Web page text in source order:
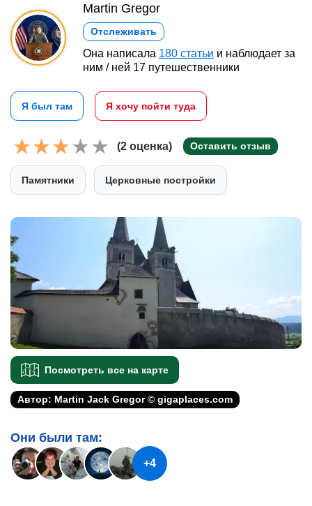
Martin Gregor
Отслеживать
Она написала 180 статьи и наблюдает за
ним / ней 17 путешественники
Я был там Я хочу пойти туда
(2 оценка) Оставить отзыв
Памятники Церковные постройки
Посмотреть все на карте
Автор: Martin Jack Gregor © gigaplaces.com
Они были там:
+4